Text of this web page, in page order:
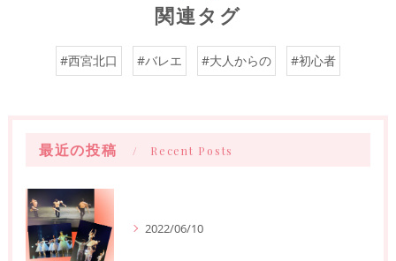
関連タグ
#西宮北口 #バレエ #大人からの #初心者
最近の投稿 Recent Posts
2022/06/10